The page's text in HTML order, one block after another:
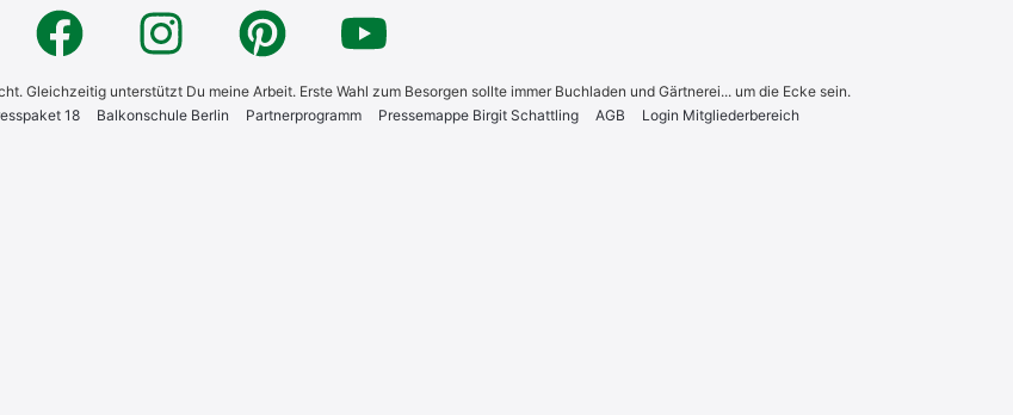
Gleichzeitig unterstützt Du meine Arbeit. Erste Wahl zum Besorgen sollte immer Buchladen und Gärtnerei... um die Ecke sein.
18 Bal­kon­schu­le Ber­lin Part­ner­pro­gramm Pres­se­map­pe Bir­git Schatt­ling AGB Log­in Mit­glie­der­be­reich